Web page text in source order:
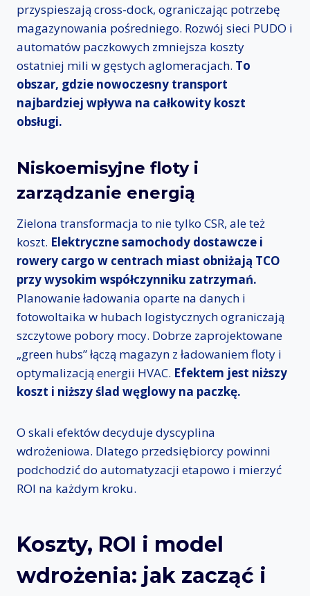
przyspieszają cross-dock, ograniczając potrzebę
magazynowania pośredniego. Rozwój sieci PUDO i
automatów paczkowych zmniejsza koszty
ostatniej mili w gęstych aglomeracjach. To
obszar, gdzie nowoczesny transport
najbardziej wpływa na całkowity koszt
obsługi.
Niskoemisyjne floty i
zarządzanie energią
Zielona transformacja to nie tylko CSR, ale też
koszt. Elektryczne samochody dostawcze i
rowery cargo w centrach miast obniżają TCO
przy wysokim współczynniku zatrzymań.
Planowanie ładowania oparte na danych i
fotowoltaika w hubach logistycznych ograniczają
szczytowe pobory mocy. Dobrze zaprojektowane
„green hubs” łączą magazyn z ładowaniem floty i
optymalizacją energii HVAC. Efektem jest niższy
koszt i niższy ślad węglowy na paczkę.
O skali efektów decyduje dyscyplina
wdrożeniowa. Dlatego przedsiębiorcy powinni
podchodzić do automatyzacji etapowo i mierzyć
ROI na każdym kroku.
Koszty, ROI i model
wdrożenia: jak zacząć i